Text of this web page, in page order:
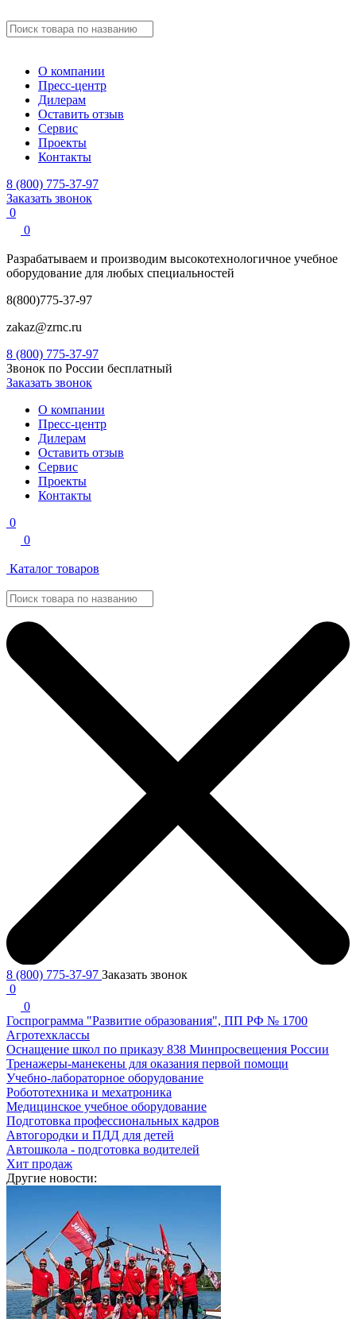
О компании
Пресс-центр
Дилерам
Оставить отзыв
Сервис
Проекты
Контакты
8 (800) 775-37-97
Заказать звонок
0
0
Разрабатываем и производим высокотехнологичное учебное
оборудование для любых специальностей
8(800)775-37-97
zakaz@zrnc.ru
8 (800) 775-37-97
Звонок по России бесплатный
Заказать звонок
О компании
Пресс-центр
Дилерам
Оставить отзыв
Сервис
Проекты
Контакты
0
0
Каталог товаров
8 (800) 775-37-97 Заказать звонок
0
0
Госпрограмма "Развитие образования", ПП РФ № 1700
Агротехклассы
Оснащение школ по приказу 838 Минпросвещения России
Тренажеры-манекены для оказания первой помощи
Учебно-лабораторное оборудование
Робототехника и мехатроника
Медицинское учебное оборудование
Подготовка профессиональных кадров
Автогородки и ПДД для детей
Автошкола - подготовка водителей
Хит продаж
Другие новости: